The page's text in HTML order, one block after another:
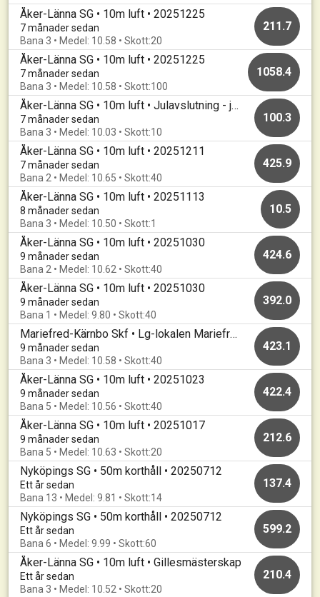
Åker-Länna SG • 10m luft • 20251225
7 månader sedan
Bana 3 • Medel: 10.58 • Skott:20
211.7
Åker-Länna SG • 10m luft • 20251225
7 månader sedan
Bana 3 • Medel: 10.58 • Skott:100
1058.4
Åker-Länna SG • 10m luft • Julavslutning - jämnast vinner
7 månader sedan
Bana 3 • Medel: 10.03 • Skott:10
100.3
Åker-Länna SG • 10m luft • 20251211
7 månader sedan
Bana 2 • Medel: 10.65 • Skott:40
425.9
Åker-Länna SG • 10m luft • 20251113
8 månader sedan
Bana 3 • Medel: 10.50 • Skott:1
10.5
Åker-Länna SG • 10m luft • 20251030
9 månader sedan
Bana 2 • Medel: 10.62 • Skott:40
424.6
Åker-Länna SG • 10m luft • 20251030
9 månader sedan
Bana 1 • Medel: 9.80 • Skott:40
392.0
Mariefred-Kärnbo Skf • Lg-lokalen Mariefred • Mariefredsträffen 2025
9 månader sedan
Bana 3 • Medel: 10.58 • Skott:40
423.1
Åker-Länna SG • 10m luft • 20251023
9 månader sedan
Bana 5 • Medel: 10.56 • Skott:40
422.4
Åker-Länna SG • 10m luft • 20251017
9 månader sedan
Bana 5 • Medel: 10.63 • Skott:20
212.6
Nyköpings SG • 50m korthåll • 20250712
Ett år sedan
Bana 13 • Medel: 9.81 • Skott:14
137.4
Nyköpings SG • 50m korthåll • 20250712
Ett år sedan
Bana 6 • Medel: 9.99 • Skott:60
599.2
Åker-Länna SG • 10m luft • Gillesmästerskap
Ett år sedan
Bana 3 • Medel: 10.52 • Skott:20
210.4